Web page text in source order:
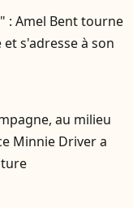
: Amel Bent tourne
s'adresse à son
au milieu
Minnie Driver a